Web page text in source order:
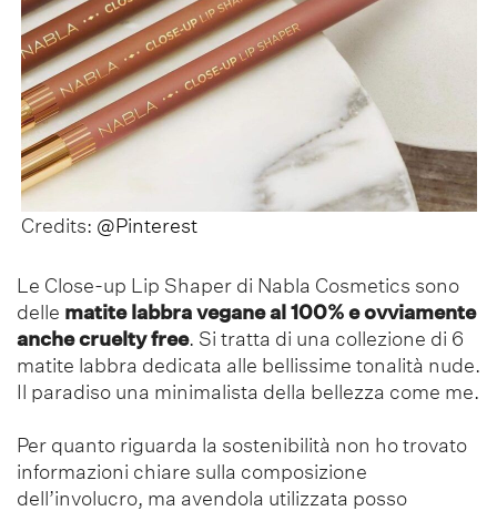
Credits: @Pinterest
Le Close-up Lip Shaper di Nabla Cosmetics sono
delle matite labbra vegane al 100% e ovviamente
anche cruelty free. Si tratta di una collezione di 6
matite labbra dedicata alle bellissime tonalità nude.
Il paradiso una minimalista della bellezza come me.
Per quanto riguarda la sostenibilità non ho trovato
informazioni chiare sulla composizione
dell’involucro, ma avendola utilizzata posso